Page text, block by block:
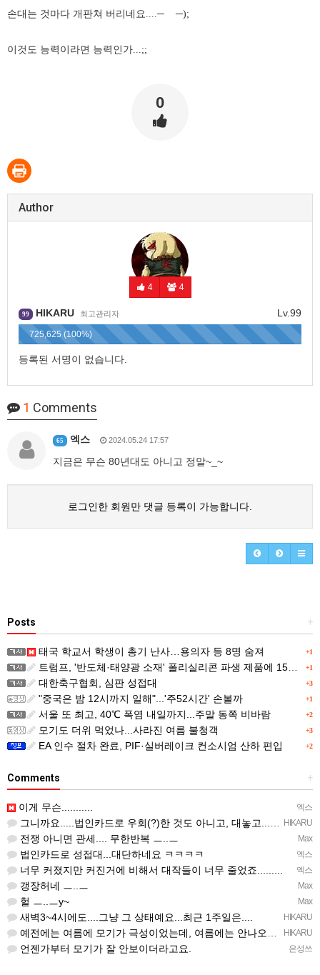
손대는 것마다 개판쳐 버리네요....─ ─);
이것도 능력이라면 능력인가...;;
0
Author
4 4
Lv.99
99 HIKARU 최고관리자
725,625 (100%)
등록된 서명이 없습니다.
1 Comments
65 엑스 2024.05.24 17:57
지금은 무슨 80년대도 아니고 정말~_~
로그인한 회원만 댓글 등록이 가능합니다.
+
Posts
+1
태국 학교서 학생이 총기 난사…용의자 등 8명 숨져
+1
트럼프, '반도체·태양광 소재' 폴리실리콘 파생 제품에 15% 관세...한국 기업도 영향
+3
대한축구협회, 심판 성접대
+1
"중국은 밤 12시까지 일해"...'주52시간' 손볼까
+2
서울 또 최고, 40℃ 폭염 내일까지...주말 동쪽 비바람
+3
모기도 더위 먹었나...사라진 여름 불청객
+2
EA 인수 절차 완료, PIF·실버레이크 컨소시엄 산하 편입
+
Comments
엑스
이게 무슨...........
HIKARU
그니까요.....법인카드로 우회(?)한 것도 아니고, 대놓고...ㅋ ㅋ)
Max
전쟁 아니면 관세.... 무한반복 ㅡ..ㅡ
엑스
법인카드로 성접대...대단하네요 ㅋㅋㅋㅋ
엑스
너무 커졌지만 커진거에 비해서 대작들이 너무 줄었죠.........
Max
갱장허네 ㅡ..ㅡ
Max
헐 ㅡ..ㅡy~
HIKARU
새벽3~4시에도....그냥 그 상태예요...최근 1주일은....
HIKARU
예전에는 여름에 모기가 극성이었는데, 여름에는 안나오는 것 같은.....ㅎ ㅎ)
은성쓰
언젠가부터 모기가 잘 안보이더라고요.